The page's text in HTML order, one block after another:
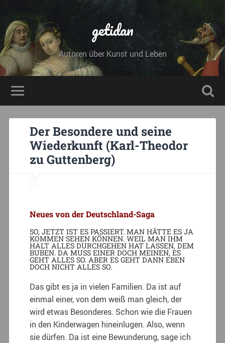
getidan
Autoren über Kunst und Leben
Der Besondere und seine
Wiederkunft (Karl-Theodor
zu Guttenberg)
Neues von der Deutschland-Saga
SO, JETZT IST ES PASSIERT. MAN HÄTTE ES JA
KOMMEN SEHEN KÖNNEN. WEIL MAN IHM
HALT ALLES DURCHGEHEN HAT LASSEN, DEM
BUBEN. DA MUSS EINER DOCH MEINEN, ES
GEHT ALLES SO. ABER ES GEHT DANN EBEN
DOCH NICHT ALLES SO.
Das gibt es ja in vielen Familien. Da ist auf
einmal einer, von dem weiß man gleich, der
wird etwas Besonderes. Schon wie die Frauen
in den Kinderwagen hineinlugen. Also, wenn
sie dürfen. Da ist eine Bewunderung, sage ich